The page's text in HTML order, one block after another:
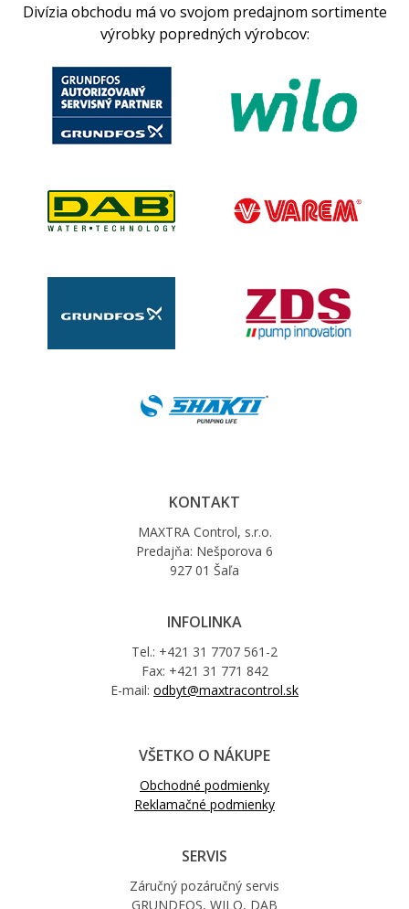
Divízia obchodu má vo svojom predajnom sortimente
výrobky popredných výrobcov:
KONTAKT
MAXTRA Control, s.r.o.
Predajňa: Nešporova 6
927 01 Šaľa
INFOLINKA
Tel.: +421 31 7707 561-2
Fax: +421 31 771 842
E-mail: odbyt@maxtracontrol.sk
VŠETKO O NÁKUPE
Obchodné podmienky
Reklamačné podmienky
SERVIS
Záručný pozáručný servis
GRUNDFOS, WILO, DAB